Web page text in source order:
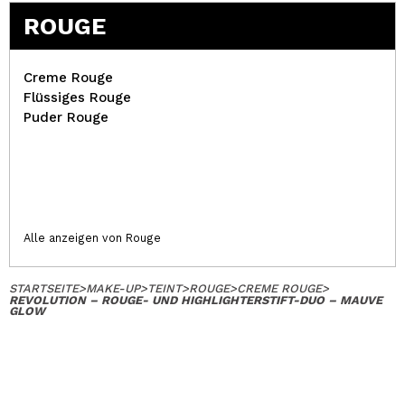
ROUGE
Creme Rouge
Flüssiges Rouge
Puder Rouge
Alle anzeigen von Rouge
STARTSEITE>MAKE-UP>TEINT>ROUGE>CREME ROUGE>
REVOLUTION – ROUGE- UND HIGHLIGHTERSTIFT-DUO – MAUVE
GLOW